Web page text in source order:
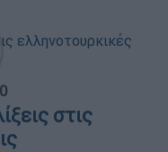
στις